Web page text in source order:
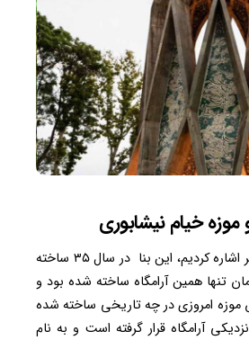
موزه خیام نیشابوری
همانطور که کمی قبل تر اشاره کردیم، این بنا در سال ۳۵ ساخته
تنها همین آرامگاه ساخته شده بود و
موزه امروزی در چه تاریخی ساخته شده
آرامگاه قرار گرفته است و به نام